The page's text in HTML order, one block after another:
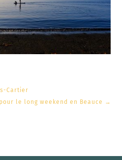
Cartier
le long weekend en Beauce →